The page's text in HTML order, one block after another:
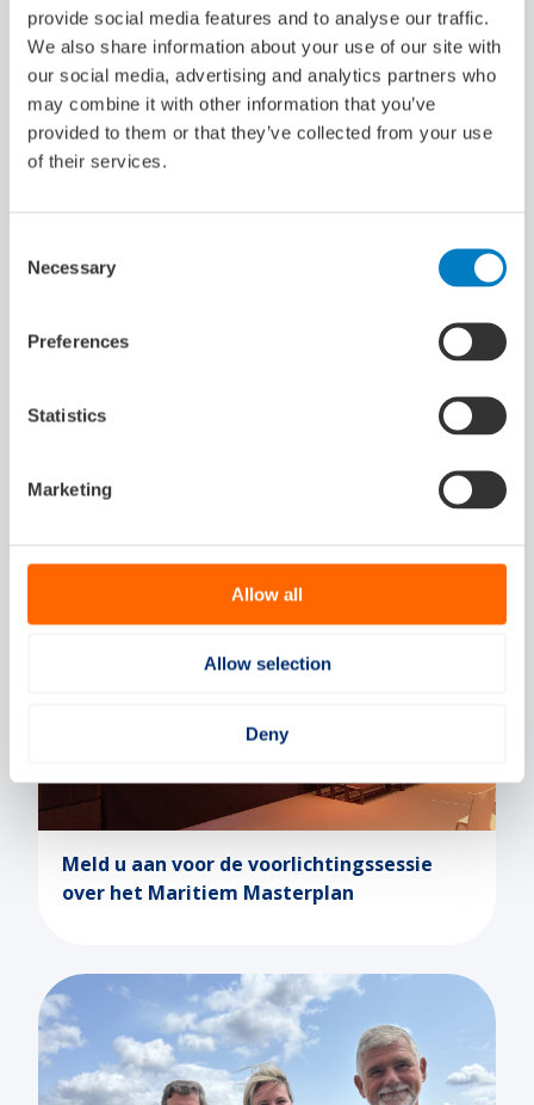
provide social media features and to analyse our traffic.
We also share information about your use of our site with
our social media, advertising and analytics partners who
may combine it with other information that you’ve
provided to them or that they’ve collected from your use
of their services.
Selection
Necessary
Preferences
Statistics
Marketing
Allow all
Allow selection
Deny
Maritiem Masterplan
Meld u aan voor de voorlichtingssessie
over het Maritiem Masterplan